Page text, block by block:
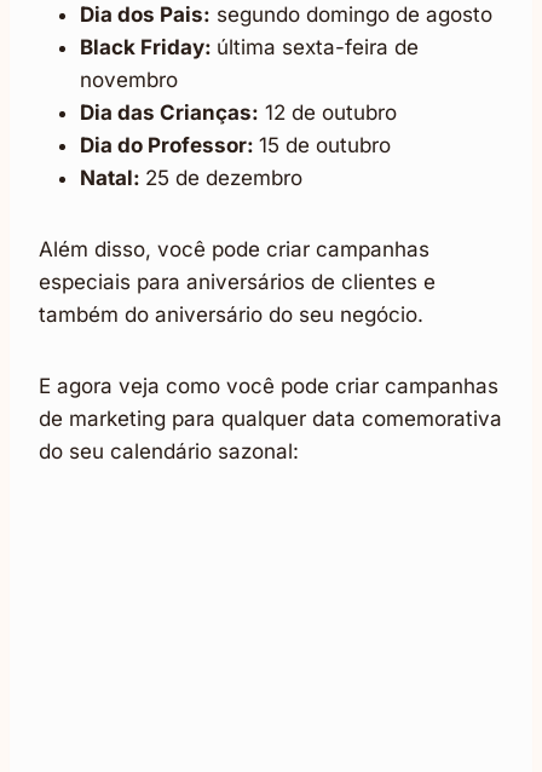
Dia dos Pais: segundo domingo de agosto
Black Friday: última sexta-feira de
novembro
Dia das Crianças: 12 de outubro
Dia do Professor: 15 de outubro
Natal: 25 de dezembro
Além disso, você pode criar campanhas
especiais para aniversários de clientes e
também do aniversário do seu negócio.
E agora veja como você pode criar campanhas
de marketing para qualquer data comemorativa
do seu calendário sazonal: